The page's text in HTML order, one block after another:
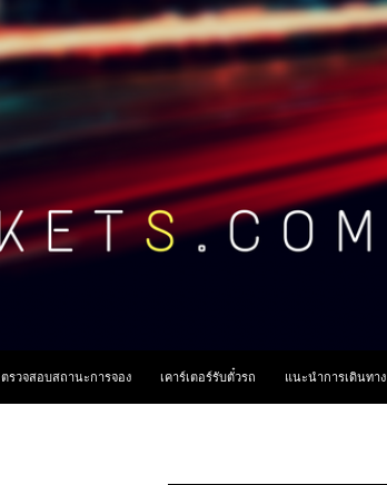
ตรวจสอบสถานะการจอง เคาร์เตอร์รับตั๋วรถ แนะนำการเดินทาง